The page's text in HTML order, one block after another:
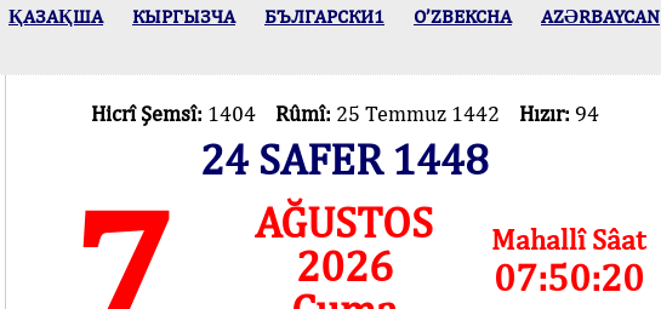
ҚАЗАҚША КЫPГЫЗЧA БЪЛГАРСКИ1 O’ZBEKCHA AZӘRBAYCAN
Hicrî Şemsî: 1404 Rûmî: 25 Temmuz 1442 Hızır: 94
24 SAFER 1448
AĞUSTOS
2026
Mahallî Sâat
07:50:20